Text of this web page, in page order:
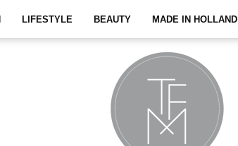
LIFESTYLE BEAUTY MADE IN HOLLAND